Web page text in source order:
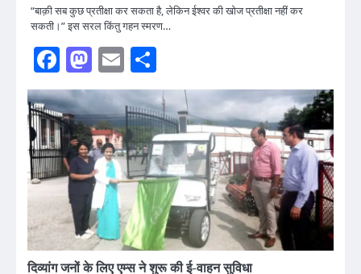
“बाक़ी सब कुछ प्रतीक्षा कर सकता है, लेकिन ईश्वर की खोज प्रतीक्षा नहीं कर
सकती।” इस सरल किंतु गहन स्मरण…
Facebook
Mastodon
Email
दिव्यांग जनों के लिए एम्स ने शुरू की ई-वाहन सुविधा